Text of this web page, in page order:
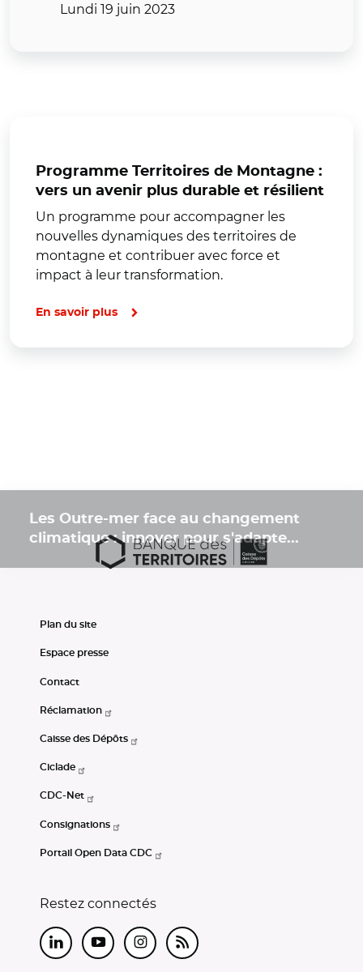
Lundi 19 juin 2023
Programme Territoires de Montagne :
vers un avenir plus durable et résilient
Un programme pour accompagner les
nouvelles dynamiques des territoires de
montagne et contribuer avec force et
impact à leur transformation.
En savoir plus
Les Outre-mer face au changement
climatique : innover pour s'adapte...
Plan du site
Espace presse
Contact
Réclamation
Caisse des Dépôts
Ciclade
CDC-Net
Consignations
Portail Open Data CDC
Restez connectés
LinkedInYoutubeInstagram
RSS